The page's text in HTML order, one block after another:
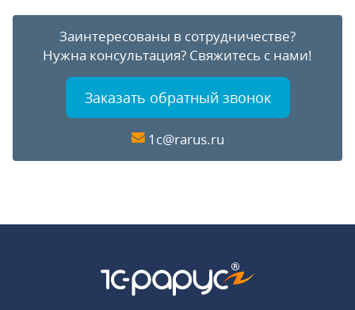
Заинтересованы в сотрудничестве?
Нужна консультация? Свяжитесь с нами!
Заказать обратный звонок
1c@rarus.ru